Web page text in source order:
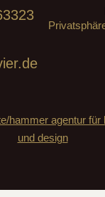
hammer agentur
und design